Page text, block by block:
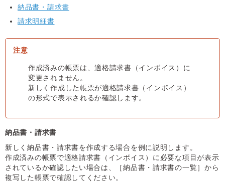
納品書・請求書
請求明細書
作成済みの帳票は、適格請求書（インボイス）に
変更されません。
新しく作成した帳票が適格請求書（インボイス）
の形式で表示されるか確認します。
納品書・請求書
新しく納品書・請求書を作成する場合を例に説明します。
作成済みの帳票で適格請求書（インボイス）に必要な項目が表示
されているか確認したい場合は、［納品書・請求書の一覧］から
複写した帳票で確認してください。